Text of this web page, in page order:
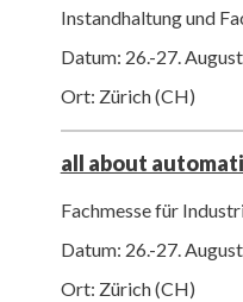
Instandhaltung und
Datum: 26.-27.
Ort: Zürich (CH)
all about
Fachmesse für
Datum: 26.-27.
Ort: Zürich (CH)